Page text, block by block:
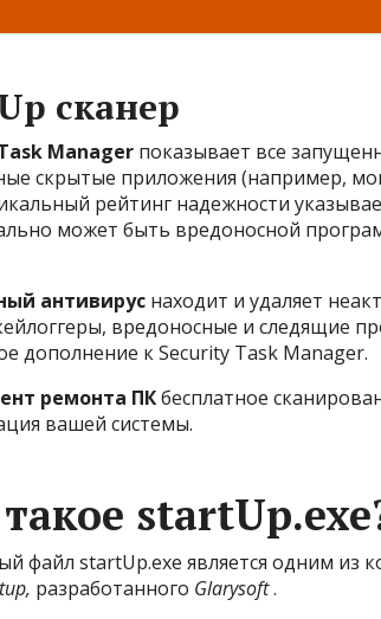
сканер
Manager показывает все
скрытые приложения (например,
рейтинг надежности
может быть вредоносной
aнтивирус находит и удаляет
вредоносные и следящие
дополнение к Security Task Manager.
ремонта ПКбесплатное
вашей системы.
файл startUp.exe является одним из
разработанного Glarysoft.